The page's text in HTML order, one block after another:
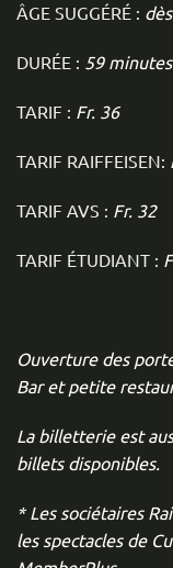
ÂGE SUGGÉRÉ :
DURÉE : 59 minutes
TARIF : Fr. 36
TARIF RAIFFEISEN:
TARIF AVS : Fr. 32
TARIF ÉTUDIANT :
Ouverture des
Bar et petite
La billetterie est
billets disponibles.
* Les sociétaires
les spectacles de